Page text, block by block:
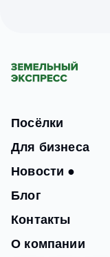
Посёлки
Для бизнеса
Новости ●
Блог
Контакты
О компании